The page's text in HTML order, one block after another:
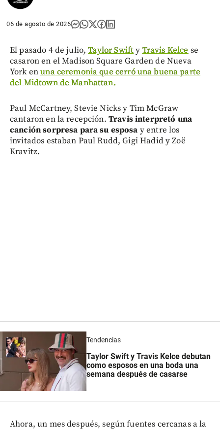
06 de agosto de 2026
El pasado 4 de julio,Taylor Swifty Travis Kelce se
casaron en el Madison Square Garden de Nueva
York enuna ceremonia que cerró una buena parte
del Midtown de Manhattan.
Paul McCartney, Stevie Nicks y Tim McGraw
cantaron en la recepción. Travis interpretó una
canción sorpresa para su esposa y entre los
invitados estaban Paul Rudd, Gigi Hadid y Zoë
Kravitz.
Tendencias
Taylor Swift y Travis Kelce debutan
como esposos en una boda una
semana después de casarse
Ahora, un mes después, según fuentes cercanas a la